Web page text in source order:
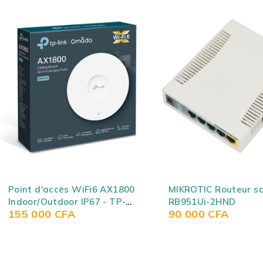
MIKROTIC Routeur sans fil
RB951Ui-2HND
90 000CFA
Répétiteur Wi-Fi/
Wi-Fi Dual Band
Tenda A18
27 500 CFA